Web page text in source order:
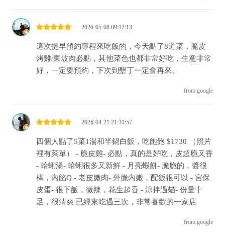
2026-05-08 09:12:13
這次提早預約專程來吃飯的，今天點了8道菜，脆皮
烤雞/東坡肉必點，其他菜色也都非常好吃，生意非常
好，ㄧ定要預約，下次到墾丁一定會再來。
from google
2026-04-21 21:31:57
四個人點了5菜1湯和半鍋白飯，吃飽飽 $1730 （照片
裡有菜單） - 脆皮雞- 必點，真的是好吃，皮超脆又香
- 蛤蜊湯- 蛤蜊很多又新鮮 - 月亮蝦餅- 脆脆的，醬很
棒，內餡Q - 老皮嫩肉- 外脆內嫩，配飯很可以 - 宮保
皮蛋- 很下飯，微辣，花生超香 - 涼拌過貓- 份量十
足，很清爽 已經來吃過三次，非常喜歡的一家店
from google